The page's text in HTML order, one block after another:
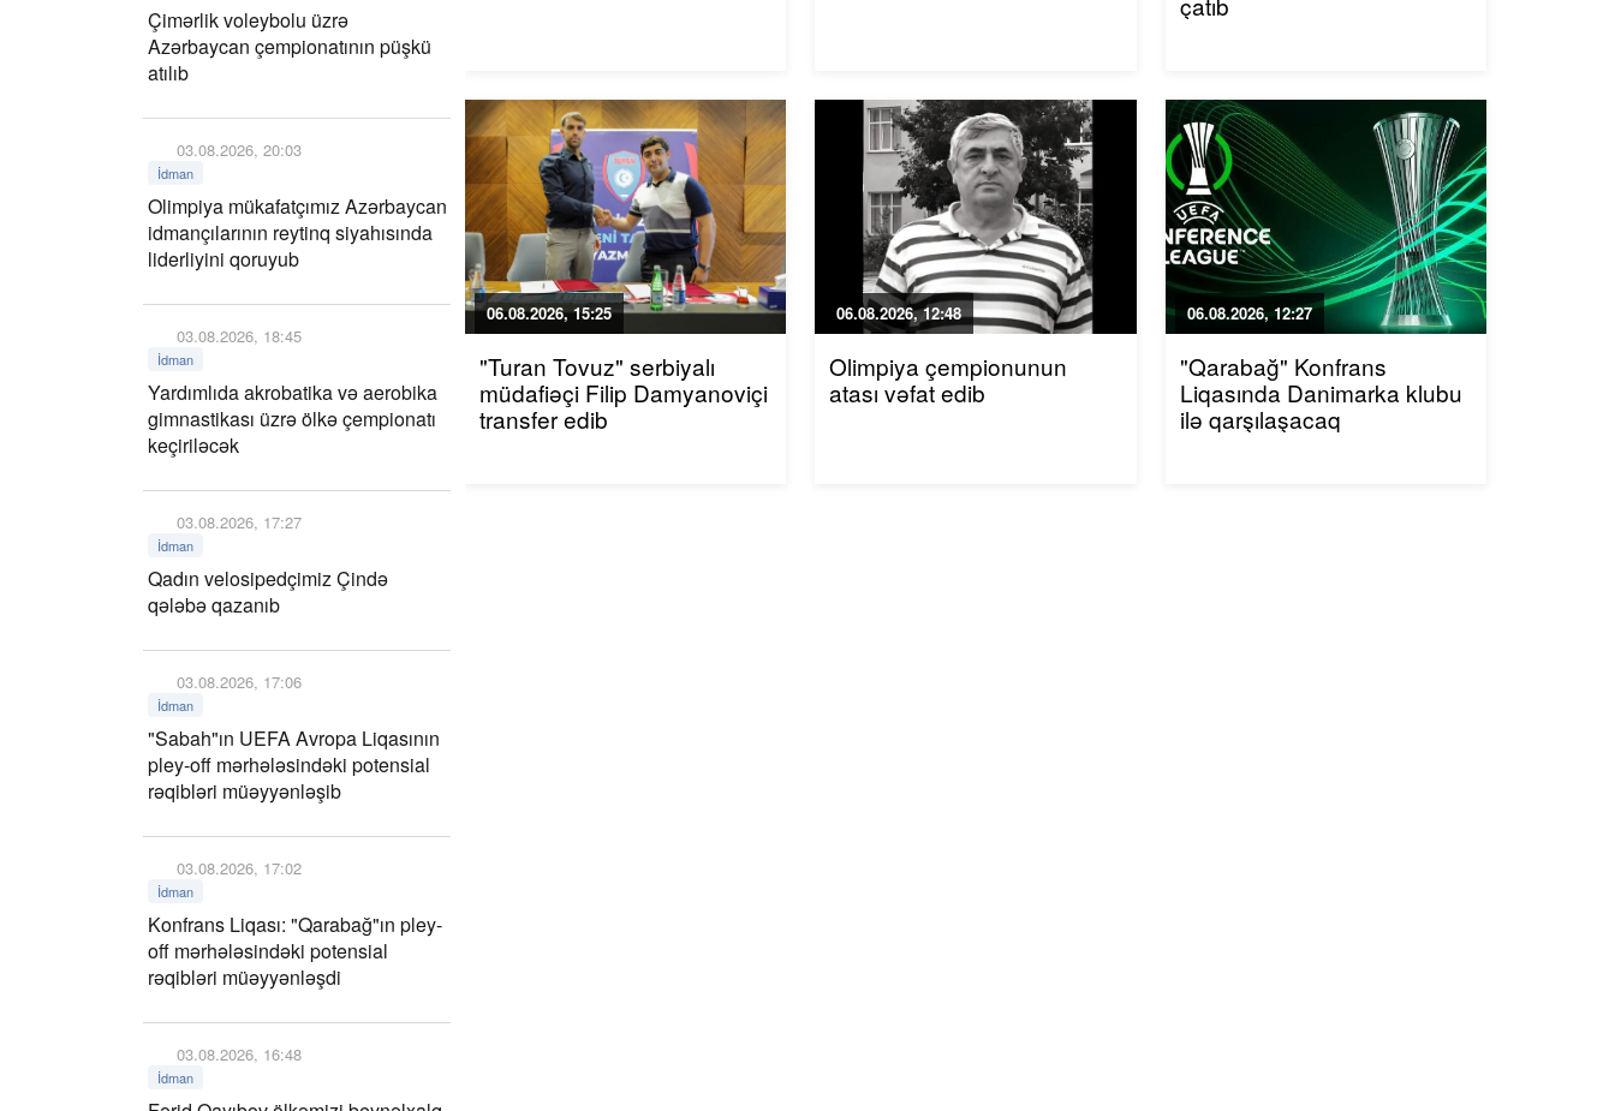
Çimərlik voleybolu üzrə
Azərbaycan çempionatının püşkü
atılıb
03.08.2026, 20:03
İdman
Olimpiya mükafatçımız Azərbaycan
idmançılarının reytinq siyahısında
liderliyini qoruyub
03.08.2026, 18:45
İdman
Yardımlıda akrobatika və aerobika
gimnastikası üzrə ölkə çempionatı
keçiriləcək
03.08.2026, 17:27
İdman
Qadın velosipedçimiz Çində
qələbə qazanıb
03.08.2026, 17:06
İdman
"Sabah"ın UEFA Avropa Liqasının
pley-off mərhələsindəki potensial
rəqibləri müəyyənləşib
03.08.2026, 17:02
İdman
Konfrans Liqası: "Qarabağ"ın pley-
off mərhələsindəki potensial
rəqibləri müəyyənləşdi
03.08.2026, 16:48
İdman
06.08.2026, 15:25
"Turan Tovuz" serbiyalı
müdafiəçi Filip Damyanoviçi
transfer edib
06.08.2026, 12:48
Olimpiya çempionunun
atası vəfat edib
06.08.2026, 12:27
"Qarabağ" Konfrans
Liqasında Danimarka klubu
ilə qarşılaşacaq